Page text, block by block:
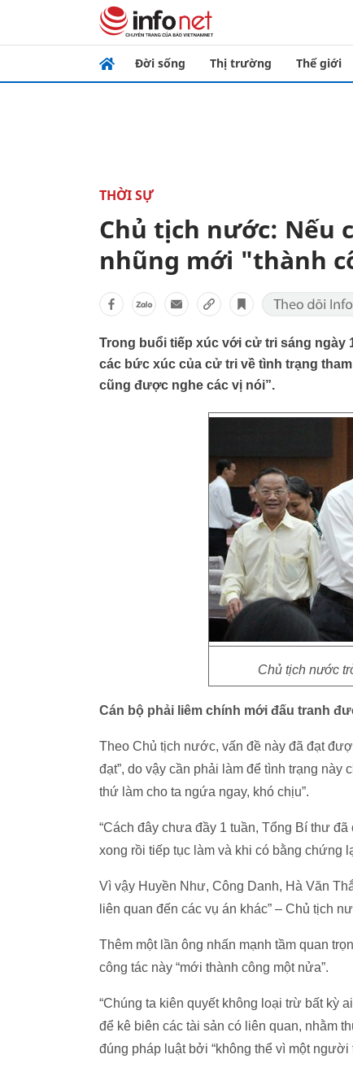
Đời sống Thị trường Thế giới
THỜI SỰ
Chủ tịch nước: Nếu
nhũng mới "thành
Trong buổi tiếp xúc với cử tri sáng ngày
các bức xúc của cử tri về tình trạng
cũng được nghe các vị nói”.
Chủ tịch nước
Cán bộ phải liêm chính mới đấu tranh
Theo Chủ tịch nước, vấn đề này đã đạt
đạt”, do vậy cần phải làm để tình trạng này
thứ làm cho ta ngứa ngay, khó chịu”.
“Cách đây chưa đầy 1 tuần, Tổng Bí thư
xong rồi tiếp tục làm và khi có bằng chứng
Vì vậy Huyền Như, Công Danh, Hà Văn
liên quan đến các vụ án khác” – Chủ tịch
Thêm một lần ông nhấn mạnh tầm quan
công tác này “mới thành công một nửa”.
“Chúng ta kiên quyết không loại trừ bất kỳ
để kê biên các tài sản có liên quan, nhằm
đúng pháp luật bởi “không thể vì một